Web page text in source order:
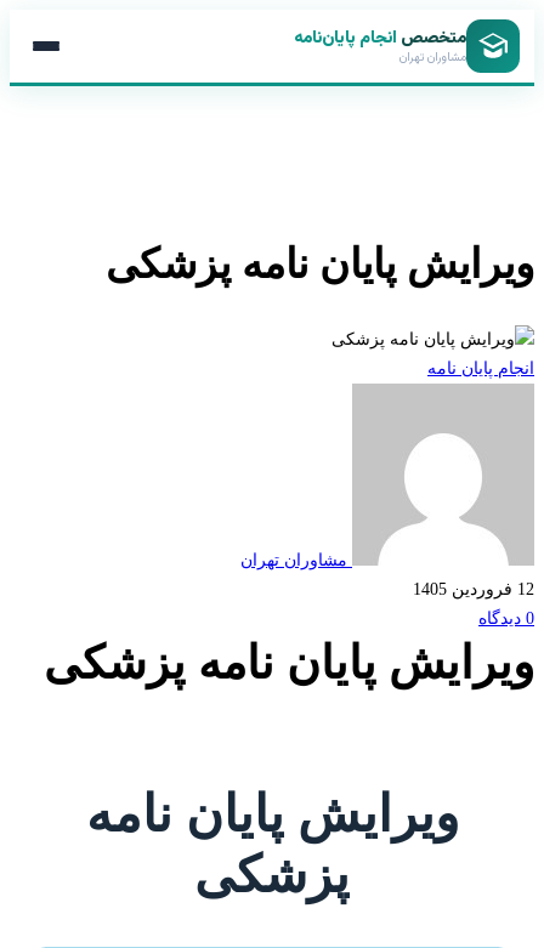
متخصصانجام پایان‌نامه
مشاوران تهران
پایان نامه پزشکی
پایان نامه
مشاوران تهران
پایان نامه پزشکی
ویرایش پایان نامه
پزشکی